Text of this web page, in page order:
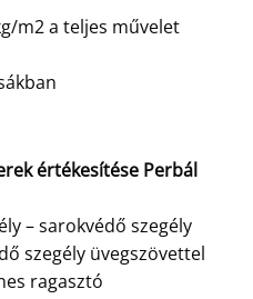
m2 a teljes művelet
értékesítése Perbál
– sarokvédő szegély
szegély üvegszövettel
ragasztó